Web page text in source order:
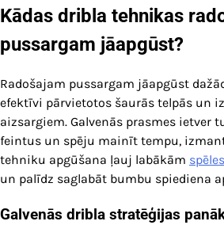
Kādas dribla tehnikas
pussargam jāapgūst?
Radošajam pussargam jāapgūst
efektīvi pārvietotos šaurās telpās un
aizsargiem. Galvenās prasmes ietver
feintus un spēju mainīt tempu,
tehniku apgūšana ļauj labākām
un palīdz saglabāt bumbu spiediena
Galvenās dribla stratēģijas